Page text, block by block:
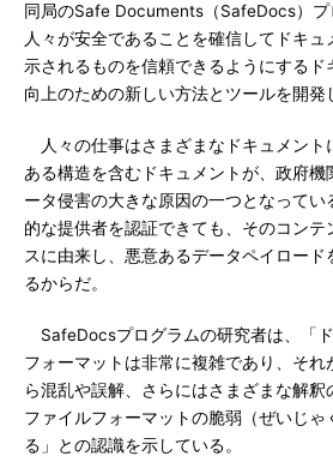
同局のSafe Documents（SafeDocs）プ
人々が安全であることを確信してドキ
示されるものを信頼できるようにするド
向上のための新しい方法とツールを開発
人々の仕事はさまざまなドキュメント
ある構造を含むドキュメントが、政府
ータ侵害の大きな原因の一つとなって
的な提供者を認証できても、そのコンテ
スに由来し、悪意あるデータペイロー
るからだ。
SafeDocsプログラムの研究者は、「
フォーマットは非常に複雑であり、そ
ら混乱や誤解、さらにはさまざまな解釈
ファイルフォーマットの脆弱（ぜいじ
る」との認識を示している。